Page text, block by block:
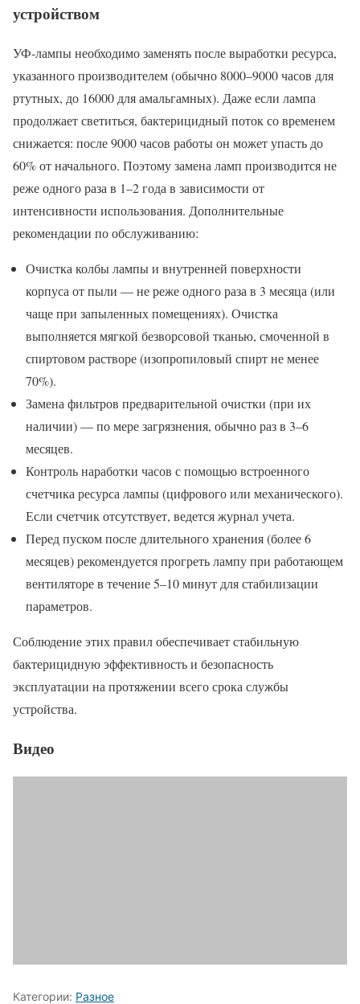
устройством
УФ-лампы необходимо заменять после выработки ресурса,
указанного производителем (обычно 8000–9000 часов для
ртутных, до 16000 для амальгамных). Даже если лампа
продолжает светиться, бактерицидный поток со временем
снижается: после 9000 часов работы он может упасть до
60% от начального. Поэтому замена ламп производится не
реже одного раза в 1–2 года в зависимости от
интенсивности использования. Дополнительные
рекомендации по обслуживанию:
Очистка колбы лампы и внутренней поверхности
корпуса от пыли — не реже одного раза в 3 месяца (или
чаще при запыленных помещениях). Очистка
выполняется мягкой безворсовой тканью, смоченной в
спиртовом растворе (изопропиловый спирт не менее
70%).
Замена фильтров предварительной очистки (при их
наличии) — по мере загрязнения, обычно раз в 3–6
месяцев.
Контроль наработки часов с помощью встроенного
счетчика ресурса лампы (цифрового или механического).
Если счетчик отсутствует, ведется журнал учета.
Перед пуском после длительного хранения (более 6
месяцев) рекомендуется прогреть лампу при работающем
вентиляторе в течение 5–10 минут для стабилизации
параметров.
Соблюдение этих правил обеспечивает стабильную
бактерицидную эффективность и безопасность
эксплуатации на протяжении всего срока службы
устройства.
Видео
Категории: Разное